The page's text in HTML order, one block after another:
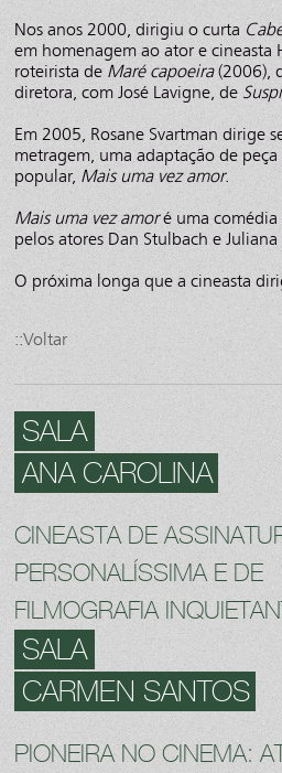
Nos anos 2000, dirigiu o curta
em homenagem ao ator e cineasta
roteirista de Maré capoeira(2006),
diretora, com José Lavigne, de
Em 2005, Rosane Svartman dirige
metragem, uma adaptação de
popular, Mais uma vez amor.
Mais uma vez amoré uma
pelos atores Dan Stulbach e Juliana
O próxima longa que a cineasta
::Voltar
SALA
ANA CAROLINA
CINEASTA DE
PERSONALÍSSIMA E DE
FILMOGRAFIA
SALA
CARMEN SANTOS
PIONEIRA NO CINEMA: